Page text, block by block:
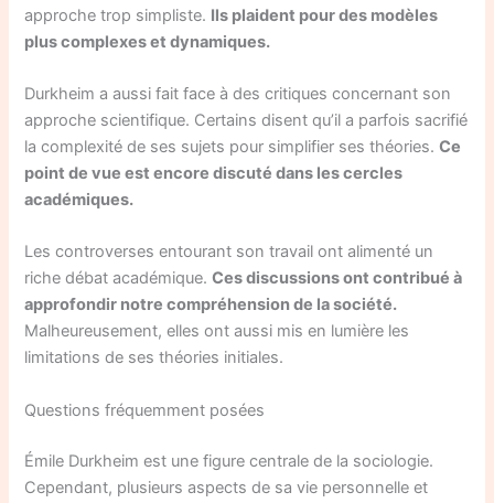
approche trop simpliste. Ils plaident pour des modèles
plus complexes et dynamiques.
Durkheim a aussi fait face à des critiques concernant son
approche scientifique. Certains disent qu’il a parfois sacrifié
la complexité de ses sujets pour simplifier ses théories.Ce
point de vue est encore discuté dans les cercles
académiques.
Les controverses entourant son travail ont alimenté un
riche débat académique.Ces discussions ont contribué à
approfondir notre compréhension de la société.
Malheureusement, elles ont aussi mis en lumière les
limitations de ses théories initiales.
Questions fréquemment posées
Émile Durkheim est une figure centrale de la sociologie.
Cependant, plusieurs aspects de sa vie personnelle et